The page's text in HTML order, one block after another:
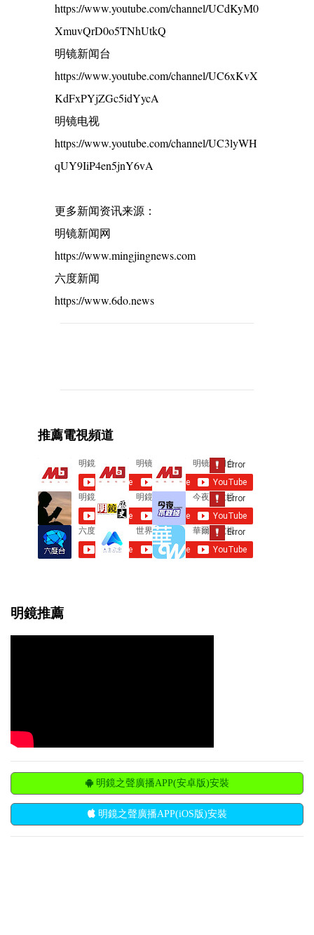
https://www.youtube.com/channel/UCdKyM0
XmuvQrD0o5TNhUtkQ
明镜新闻台
https://www.youtube.com/channel/UC6xKvX
KdFxPYjZGc5idYycA
明镜电视
https://www.youtube.com/channel/UC3lyWH
qUY9IiP4en5jnY6vA
更多新闻资讯来源：
明镜新闻网
https://www.mingjingnews.com
六度新闻
https://www.6do.news
n
t
s
推薦電視頻道
明鏡推薦
明鏡之聲廣播APP(安卓版)安裝
明鏡之聲廣播APP(iOS版)安裝